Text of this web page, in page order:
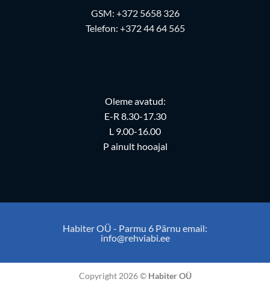
GSM: +372 5658 326
Telefon: +372 44 64 565
Oleme avatud:
E-R 8.30-17.30
L 9.00-16.00
P ainult hooajal
Habiter OÜ - Parmu 6 Pärnu email:
info@rehviabi.ee
Copyright 2026 © Habiter OÜ